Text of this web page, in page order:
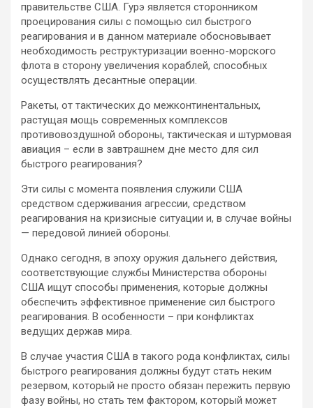
правительстве США. Гурэ является сторонником
проецирования силы с помощью сил быстрого
реагирования и в данном материале обосновывает
необходимость реструктуризации военно-морского
флота в сторону увеличения кораблей, способных
осуществлять десантные операции.
Ракеты, от тактических до межконтинентальных,
растущая мощь современных комплексов
противовоздушной обороны, тактическая и штурмовая
авиация – если в завтрашнем дне место для сил
быстрого реагирования?
Эти силы с момента появления служили США
средством сдерживания агрессии, средством
реагирования на кризисные ситуации и, в случае войны
— передовой линией обороны.
Однако сегодня, в эпоху оружия дальнего действия,
соответствующие службы Министерства обороны
США ищут способы применения, которые должны
обеспечить эффективное применение сил быстрого
реагирования. В особенности – при конфликтах
ведущих держав мира.
В случае участия США в такого рода конфликтах, силы
быстрого реагирования должны будут стать неким
резервом, который не просто обязан пережить первую
фазу войны, но стать тем фактором, который может